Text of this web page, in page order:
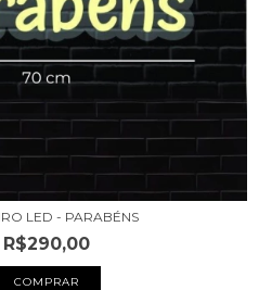
LED - PARABÉNS
R$290,00